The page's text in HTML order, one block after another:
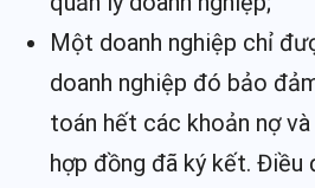
Một doanh nghiệp chỉ
doanh nghiệp đó bảo
toán hết các khoản nợ
hợp đồng đã ký kết. Điều